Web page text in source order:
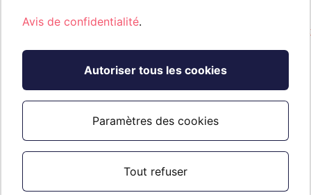
Avis de confidentialité.
Autoriser tous les cookies
Paramètres des cookies
Tout refuser
d'informations:
https://helpcenter.veeam.com/docs/
ver=8